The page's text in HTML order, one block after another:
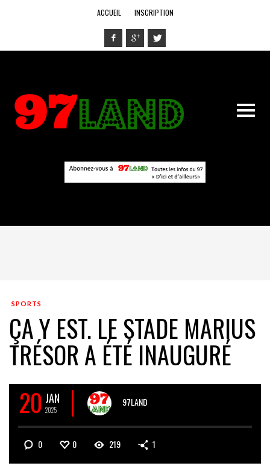
ACCUEIL INSCRIPTION
SPORTS
ÇA Y EST. LE STADE MARIUS
TRÉSOR A ÉTÉ INAUGURÉ
20 JAN
2025
97LAND
0 0 219 1